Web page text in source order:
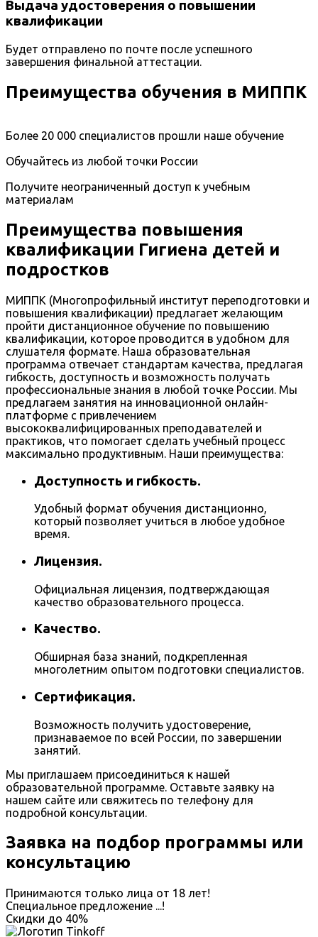
Выдача удостоверения о повышении
квалификации
Будет отправлено по почте после успешного
завершения финальной аттестации.
Преимущества обучения в МИППК
Более 20 000 специалистов прошли наше обучение
Обучайтесь из любой точки России
Получите неограниченный доступ к учебным
материалам
Преимущества повышения
квалификации Гигиена детей и
подростков
МИППК (Многопрофильный институт переподготовки и
повышения квалификации) предлагает желающим
пройти дистанционное обучение по повышению
квалификации, которое проводится в удобном для
слушателя формате. Наша образовательная
программа отвечает стандартам качества, предлагая
гибкость, доступность и возможность получать
профессиональные знания в любой точке России. Мы
предлагаем занятия на инновационной онлайн-
платформе с привлечением
высококвалифицированных преподавателей и
практиков, что помогает сделать учебный процесс
максимально продуктивным. Наши преимущества:
Доступность и гибкость.
Удобный формат обучения дистанционно,
который позволяет учиться в любое удобное
время.
Лицензия.
Официальная лицензия, подтверждающая
качество образовательного процесса.
Качество.
Обширная база знаний, подкрепленная
многолетним опытом подготовки специалистов.
Сертификация.
Возможность получить удостоверение,
признаваемое по всей России, по завершении
занятий.
Мы приглашаем присоединиться к нашей
образовательной программе. Оставьте заявку на
нашем сайте или свяжитесь по телефону для
подробной консультации.
Заявка на подбор программы или
консультацию
Принимаются только лица от 18 лет!
Специальное предложение ...!
Скидки до 40%